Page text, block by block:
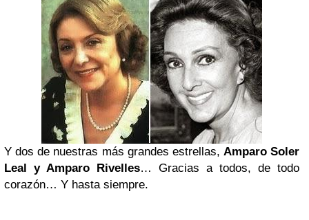
Ydos de nuestras más grandes estrellas, Amparo Soler
Leal y Amparo Rivelles… Gracias a todos, de todo
corazón… Y hasta siempre.